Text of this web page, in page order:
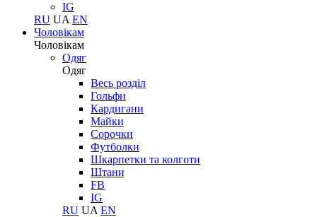
IG
RU UA EN
Чоловікам
Чоловікам
Одяг
Одяг
Весь розділ
Гольфи
Кардигани
Майки
Сорочки
Футболки
Шкарпетки та колготи
Штани
FB
IG
RU UA EN